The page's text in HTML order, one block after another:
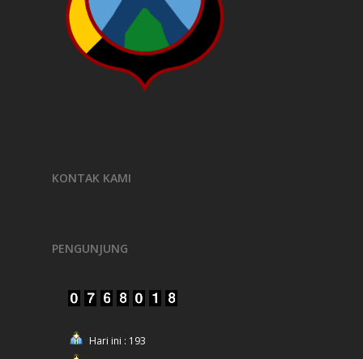
KONTAK KAMI
PENGUNJUNG
Hari ini : 193